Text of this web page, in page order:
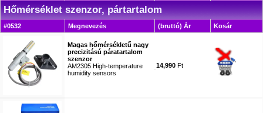
Hőmérséklet szenzor, pártartalom
#0532 Megnevezés (bruttó) Ár Kosár
Magas hőmérsékletű nagy
precizitású páratartalom
szenzor
AM2305 High-temperature
humidity sensors
14,990 Ft